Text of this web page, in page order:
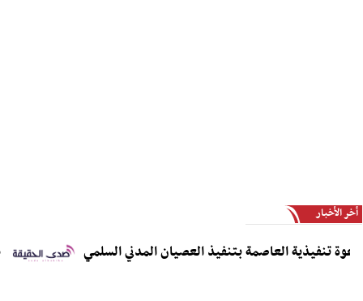
أخر الأخبار
العاصمة بتنفيذ العصيان المدني السلمي